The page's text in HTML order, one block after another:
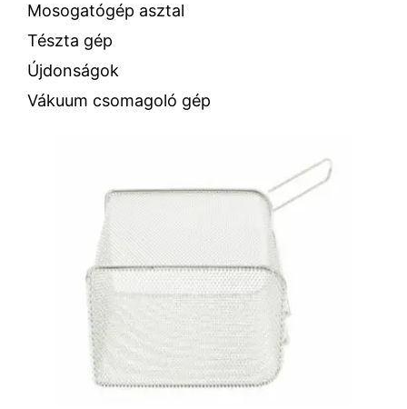
Mosogatógép asztal
Tészta gép
Újdonságok
Vákuum csomagoló gép